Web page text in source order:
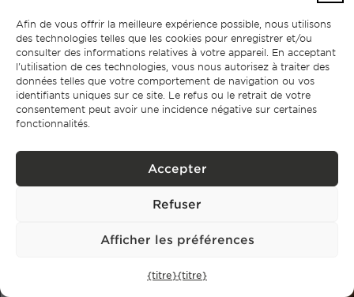
Afin de vous offrir la meilleure expérience possible, nous utilisons
des technologies telles que les cookies pour enregistrer et/ou
consulter des informations relatives à votre appareil. En acceptant
l'utilisation de ces technologies, vous nous autorisez à traiter des
données telles que votre comportement de navigation ou vos
identifiants uniques sur ce site. Le refus ou le retrait de votre
consentement peut avoir une incidence négative sur certaines
fonctionnalités.
Accepter
Refuser
Afficher les préférences
{titre}{titre}
Acheter un bien immobilier au Portugal :
acheteurs étrangers (2026)
Vous souhaitez acheter un bien immobilier au Portugal en tant
qu'étranger ? Ce guide étape par étape aborde le NIF, le CPCV, la
d'achat au Portugal.